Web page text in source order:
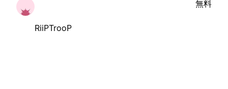
RiiPTrooP
無料